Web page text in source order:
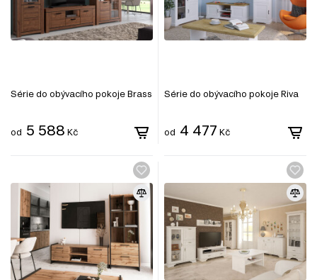
Série do obývacího pokoje Brass
od 5 588 Kč
Série do obývacího pokoje Riva
od 4 477 Kč